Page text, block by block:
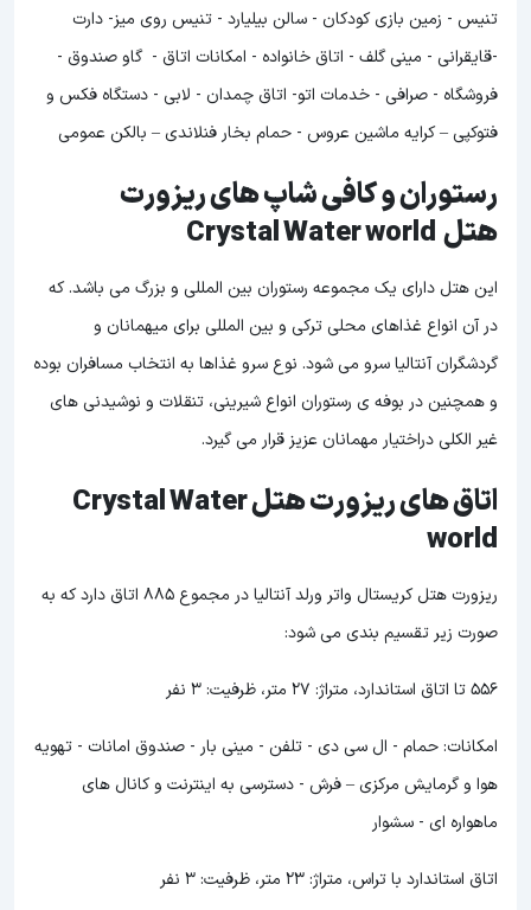
تنیس - زمین بازی کودکان - سالن بیلیارد - تنیس روی میز- دارت
-قایقرانی - مینی گلف - اتاق خانواده - امکانات اتاق - گاو صندوق -
فروشگاه - صرافی - خدمات اتو- اتاق چمدان - لابی - دستگاه فکس و
فتوکپی – کرایه ماشین عروس - حمام بخار فنلاندی – بالکن عمومی
رستوران و کافی شاپ های ریزورت
هتل Crystal Water world
این هتل دارای یک مجموعه رستوران بین المللی و بزرگ می باشد. که
در آن انواع غذاهای محلی ترکی و بین المللی برای میهمانان و
گردشگران آنتالیا سرو می شود. نوع سرو غذاها به انتخاب مسافران بوده
و همچنین در بوفه ی رستوران انواع شیرینی، تنقلات و نوشیدنی های
غیر الکلی دراختیار مهمانان عزیز قرار می گیرد.
اتاق های ریزورت هتل Crystal Water
world
ریزورت هتل کریستال واتر ورلد آنتالیا در مجموع 885 اتاق دارد که به
صورت زیر تقسیم بندی می شود:
556 تا اتاق استاندارد، متراژ: 27 متر، ظرفیت: 3 نفر
امکانات: حمام - ال سی دی - تلفن - مینی بار - صندوق امانات - تهویه
هوا و گرمایش مرکزی – فرش - دسترسی به اینترنت و کانال های
ماهواره ای - سشوار
اتاق استاندارد با تراس، متراژ: 23 متر، ظرفیت: 3 نفر